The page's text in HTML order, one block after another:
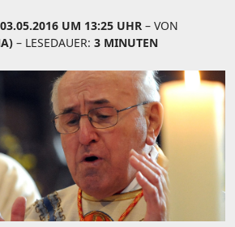
03.05.2016 UM 13:25 UHR – VON
– LESEDAUER: 3 MINUTEN